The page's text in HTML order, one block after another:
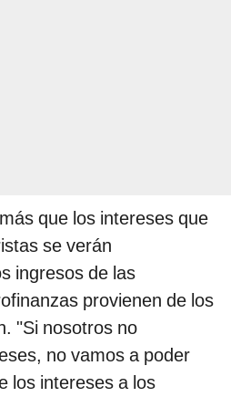
que los intereses que
se verán
ingresos de las
provienen de los
"Si nosotros no
no vamos a poder
los intereses a los